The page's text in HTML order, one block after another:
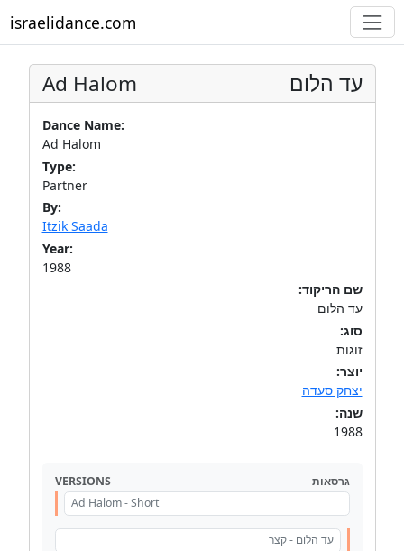
israelidance.com
Ad Halom עד הלום
Dance Name:
Ad Halom
Type:
Partner
By:
Itzik Saada
Year:
1988
שם הריקוד:
עד הלום
סוג:
זוגות
יוצר:
יצחק סעדה
שנה:
1988
VERSIONS
גרסאות
Ad Halom - Short
עד הלום - קצר